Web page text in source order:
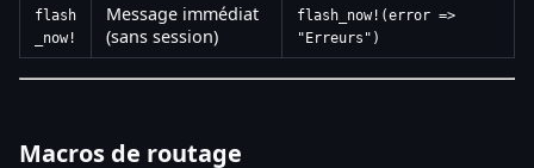
flash
_now!
Message immédiat
(sans session)
flash_now!(error =>
"Erreurs")
Macros de routage